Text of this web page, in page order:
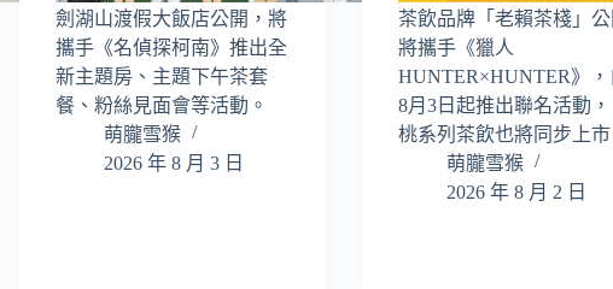
劍湖山渡假大飯店公開，將
攜手《名偵探柯南》推出全
新主題房、主題下午茶套
餐、粉絲見面會等活動。
萌朧雪猴
2026 年 8 月 3 日
茶飲品牌「老賴茶棧」公
將攜手《獵人
HUNTER×HUNTER》，
8月3日起推出聯名活動，
桃系列茶飲也將同步上市
萌朧雪猴
2026 年 8 月 2 日